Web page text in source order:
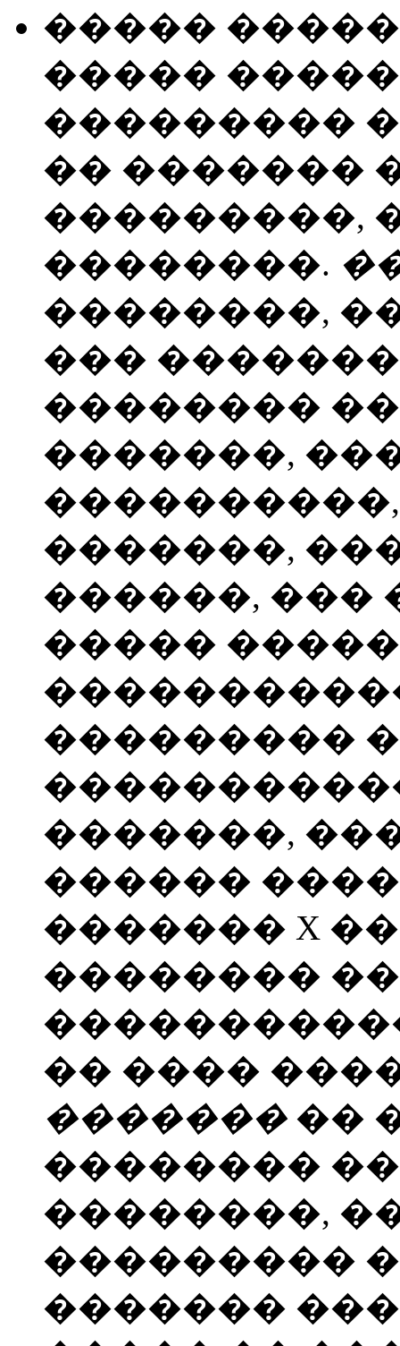
�����
�����
���������
�� �������
���������,
��������.
��������,
���
��������
�������,
�������,
������, ���
�����
���������
�������,
������
������� X
��������
�� ����
���������
��������
��������,
���������
�������